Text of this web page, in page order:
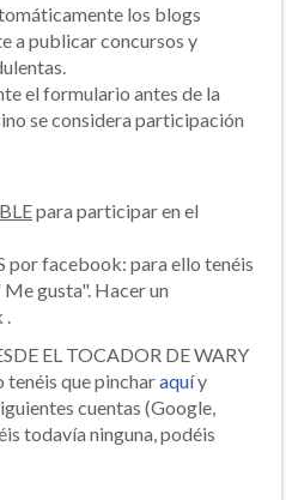
los blogs
a publicar concursos y
el formulario antes de la
se considera participación
para participar en el
por facebook: para ello tenéis
Me gusta". Hacer un
EL TOCADOR DE WARY
tenéis que pincharaquíy
cuentas (Google,
todavía ninguna, podéis